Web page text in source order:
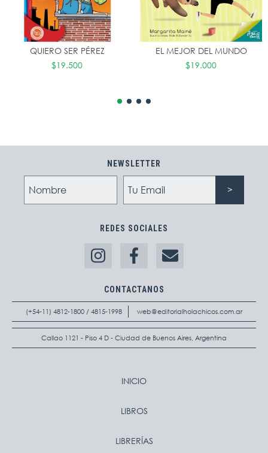
QUIERO SER PÉREZ
$19.500
EL MEJOR DEL MUNDO
$19.000
NEWSLETTER
REDES SOCIALES
CONTACTANOS
(+54-11) 4812-1800 / 4815-1998 web@editorialholachicos.com.ar
Callao 1121 - Piso 4 D - Ciudad de Buenos Aires, Argentina
INICIO
LIBROS
LIBRERÍAS